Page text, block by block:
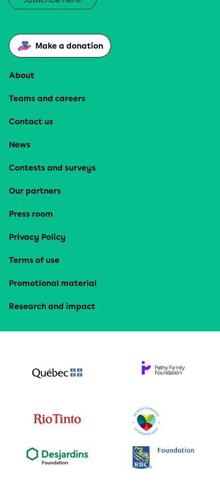
Make a donation
About
Teams and careers
Contact us
News
Contests and surveys
Our partners
Press room
Privacy Policy
Terms of use
Promotional material
Research and impact